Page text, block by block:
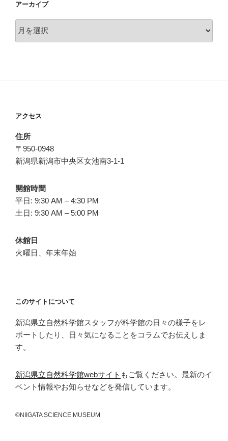
アーカイブ
ー
アクセス
住所
〒950-0948
新潟県新潟市中央区女池南3-1-1
開館時間
平日: 9:30 AM – 4:30 PM
土日: 9:30 AM – 5:00 PM
休館日
火曜日、年末年始
このサイトについて
新潟県立自然科学館スタッフが科学館の日々の様子をレ
ポートしたり、日々気になることをコラムでお伝えしま
す。
新潟県立自然科学館webサイト もご覧ください。最新のイ
ベント情報やお知らせなどを発信しています。
©NIIGATA SCIENCE MUSEUM